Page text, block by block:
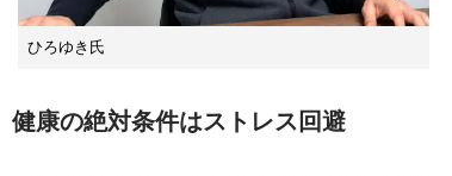
ひろゆき氏
健康の絶対条件はストレス回避